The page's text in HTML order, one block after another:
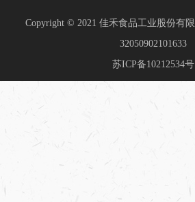
Copyright © 2021 佳禾食品工业股份有
32050902101633
苏ICP备10212534号